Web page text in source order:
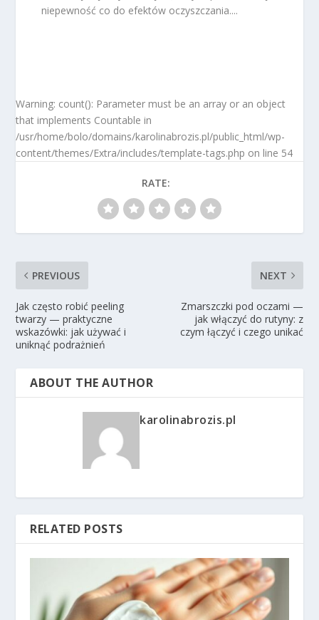
niepewność co do efektów oczyszczania....
Warning: count(): Parameter must be an array or an object
that implements Countable in
/usr/home/bolo/domains/karolinabrozis.pl/public_html/wp-
content/themes/Extra/includes/template-tags.php on line 54
RATE:
PREVIOUS
Jak często robić peeling
twarzy — praktyczne
wskazówki: jak używać i
uniknąć podrażnień
NEXT
Zmarszczki pod oczami —
jak włączyć do rutyny: z
czym łączyć i czego unikać
ABOUT THE AUTHOR
karolinabrozis.pl
RELATED POSTS